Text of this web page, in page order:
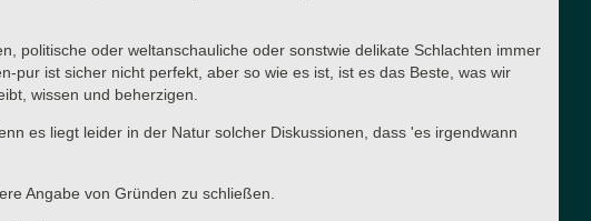
politische oder weltanschauliche oder sonstwie delikate Schlachten immer
pur ist sicher nicht perfekt, aber so wie es ist, ist es das Beste, was wir
wissen und beherzigen.
es liegt leider in der Natur solcher Diskussionen, dass 'es irgendwann
Angabe von Gründen zu schließen.